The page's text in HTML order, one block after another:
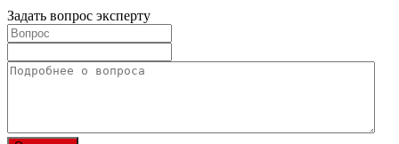
Задать вопрос эксперту